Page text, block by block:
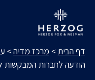
דף הבית > מרכז מדיה>
הודעה לחברות המבקשות